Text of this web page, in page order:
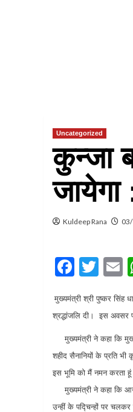
Uncategorized
कुन्जा
Kuldeep Rana
मुख्यमंत्री श्री पुष्कर सिंह
श्रद्धांजलि दी। इस अवसर
मुख्यमंत्री ने कहा कि
शहीद सैनानियों के प्रति भी
इस भूमि को मैं नमन करता
मुख्यमंत्री ने कहा कि आज
उन्हीं के पद्चिन्हों पर